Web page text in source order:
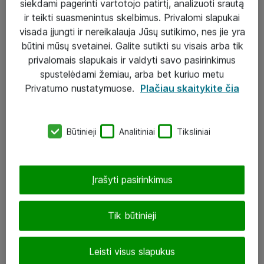
Sprendimai ir paslaugos
Paslaugos
Įgyvendinti projektai
J. Rutkausko g. 6, Vilnius
siekdami pagerinti vartotojo patirtį, analizuoti srautą
ir teikti suasmenintus skelbimus. Privalomi slapukai
visada įjungti ir nereikalauja Jūsų sutikimo, nes jie yra
būtini mūsų svetainei. Galite sutikti su visais arba tik
privalomais slapukais ir valdyti savo pasirinkimus
spustelėdami žemiau, arba bet kuriuo metu
Privatumo nustatymuose. Plačiau skaitykite čia
Būtinieji Analitiniai Tiksliniai
Tik būtinieji
Leisti visus slapukus
Įrašyti pasirinkimus